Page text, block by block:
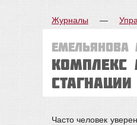
Журналы —
Емельянова
Комплекс
Часто человек